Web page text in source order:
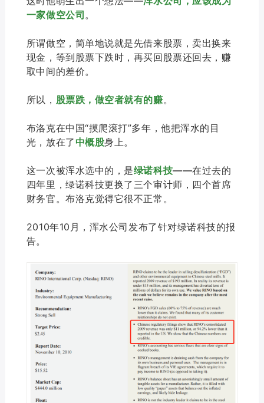
一家做空公司 。
所谓做空，简单地说就是先借来股票，卖出换来
现金，等到股票下跌时，再买回股票还回去，赚
取中间的差价。
所以， 股票跌，做空者就有的赚。
布洛克在中国“摸爬滚打”多年，他把浑水的目
光，放在了 中概股身上。
这一次被浑水选中的，是绿诺科技——在过去的
四年里，绿诺科技更换了三个审计师，四个首席
财务官。布洛克觉得它很不正常。
2010年10月，浑水公司发布了针对绿诺科技的报
告。